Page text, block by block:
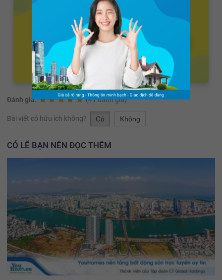
Đánh giá: (41 đánh giá)
Bài viết có hữu ích không? Có Không
CÓ LẼ BẠN NÊN ĐỌC THÊM